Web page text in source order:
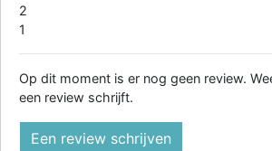
2
1
Op dit moment is er nog geen review.
een review schrijft.
Een review schrijven